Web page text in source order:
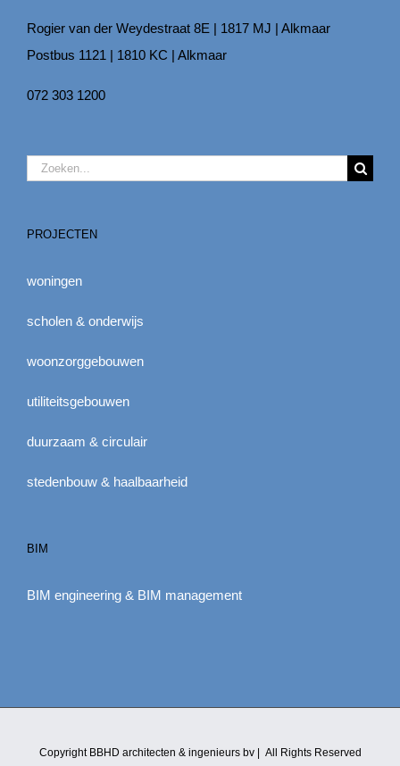
Rogier van der Weydestraat 8E | 1817 MJ | Alkmaar
Postbus 1121 | 1810 KC | Alkmaar
072 303 1200
Zoeken
PROJECTEN
woningen
scholen & onderwijs
woonzorggebouwen
utiliteitsgebouwen
duurzaam & circulair
stedenbouw & haalbaarheid
BIM
BIM engineering & BIM management
Copyright BBHD architecten & ingenieurs bv | All Rights Reserved